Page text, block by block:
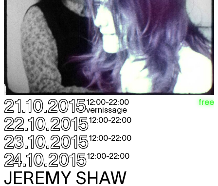
21.10.201512:00-22:00
vernissage
22.10.201512:00-22:00
23.10.201512:00-22:00
24.10.201512:00-22:00
free
JEREMY SHAW